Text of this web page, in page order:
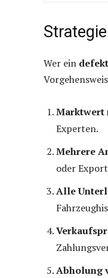
Wer ein
Marktwert
Experten.
Mehrere
oder
Alle
Abholung